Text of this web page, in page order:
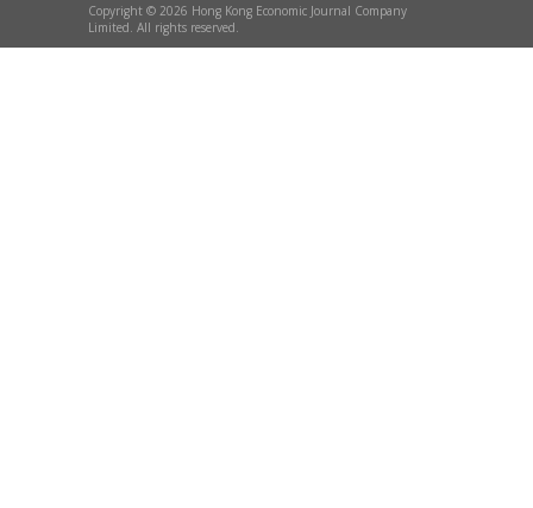
Copyright © 2026 Hong Kong Economic Journal Company
Limited. All rights reserved.